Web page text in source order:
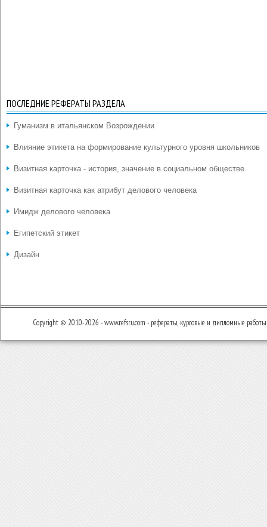
ПОСЛЕДНИЕ РЕФЕРАТЫ РАЗДЕЛА
Гуманизм в итальянском Возрождении
Влияние этикета на формирование культурного уровня школьников
Визитная карточка - история, значение в социальном обществе
Визитная карточка как атрибут делового человека
Имидж делового человека
Египетский этикет
Дизайн
Copyright © 2010-2026 - www.refsru.com - рефераты, курсовые и дипломные работы